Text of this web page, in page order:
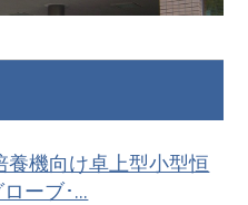
養機向け卓上型小型恒
ーブ･...